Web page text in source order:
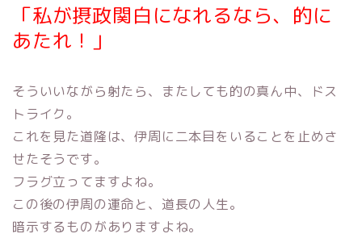
「私が摂政関白になれるなら、的に
あたれ！」
そういいながら射たら、またしても的の真ん中、ドス
トライク。
これを見た道隆は、伊周に二本目をいることを止めさ
せたそうです。
フラグ立ってますよね。
この後の伊周の運命と、道長の人生。
暗示するものがありますよね。